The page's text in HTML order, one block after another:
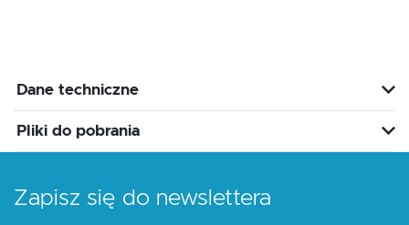
Dane techniczne
Pliki do pobrania
Zapisz się do newslettera